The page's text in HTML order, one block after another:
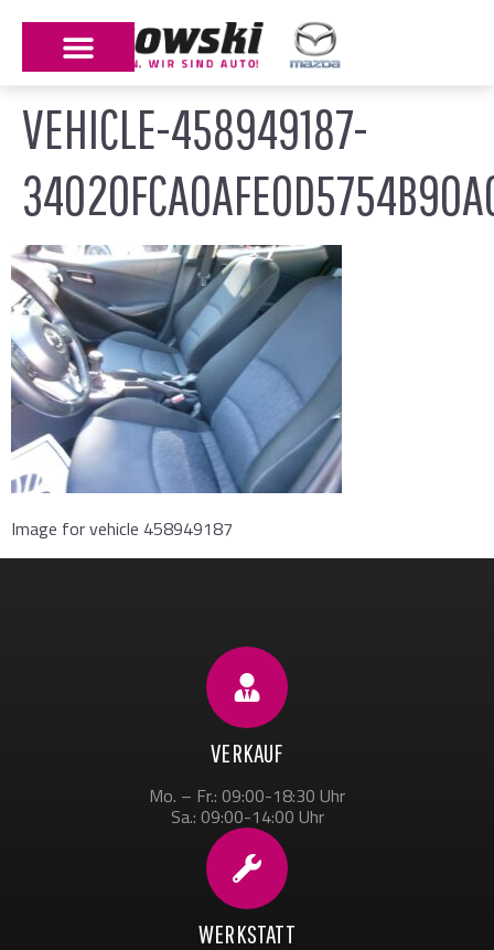
VEHICLE-458949187-
Image for vehicle 458949187
VERKAUF
Mo. – Fr.: 09:00-18:30 Uhr
Sa.: 09:00-14:00 Uhr
WERKSTATT